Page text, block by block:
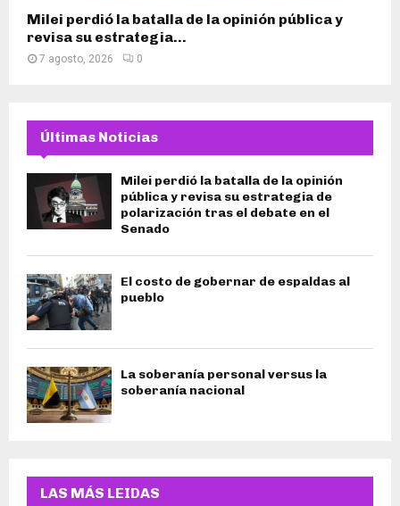
Milei perdió la batalla de la opinión pública y
revisa su estrategia...
7 agosto, 2026 0
Últimas Noticias
Milei perdió la batalla de la opinión
pública y revisa su estrategia de
polarización tras el debate en el
Senado
El costo de gobernar de espaldas al
pueblo
La soberanía personal versus la
soberanía nacional
LAS MÁS LEIDAS